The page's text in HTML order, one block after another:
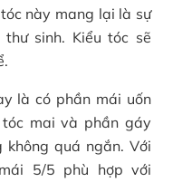
này mang lại là sự
sinh. Kiểu tóc sẽ
là có phần mái uốn
mai và phần gáy
quá ngắn. Với
5/5 phù hợp với